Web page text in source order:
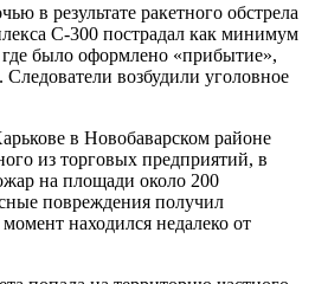
в результате ракетного обстрела
С-300 пострадал как минимум
было оформлено «прибытие»,
возбудили уголовное
в Новобаварском районе
из торговых предприятий, в
на площади около 200
повреждения получил
находился недалеко от